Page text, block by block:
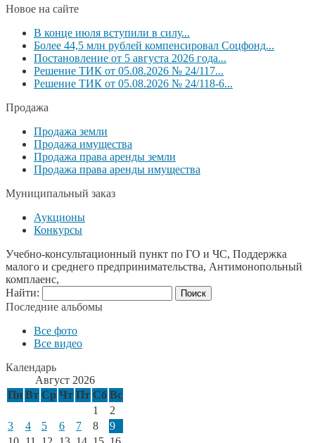
Новое на сайте
В конце июля вступили в силу...
Более 44,5 млн рублей компенсировал Соцфонд...
Постановление от 5 августа 2026 года...
Решение ТИК от 05.08.2026 № 24/117...
Решение ТИК от 05.08.2026 № 24/118-6...
Продажа
Продажа земли
Продажа имущества
Продажа права аренды земли
Продажа права аренды имущества
Муниципальный заказ
Аукционы
Конкурсы
Учебно-консультационный пункт по ГО и ЧС, Поддержка
малого и среднего предпринимательства, Антимонопольный
комплаенс,
Найти:
Последние альбомы
Все фото
Все видео
Календарь
Август 2026
Пн Вт Ср Чт Пт Сб Вс
1
2
3
4 5 6 7 8
9